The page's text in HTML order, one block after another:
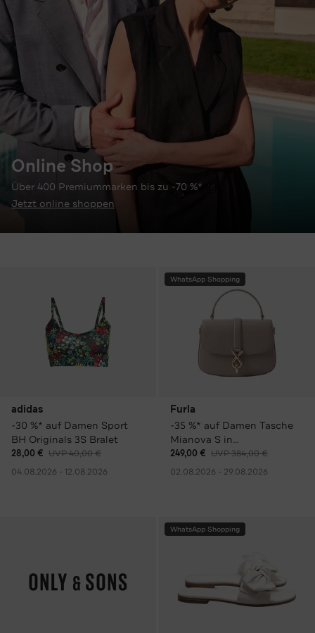
Online Shop
Über 400 Premiummarken bis zu -70 %*
Jetzt online shoppen
adidas
-30 %* auf Damen Sport
BH Originals 3S Bralet
28,00 € UVP 40,00 €
04.08.2026 - 12.08.2026
WhatsApp Shopping
Furla
-35 %* auf Damen Tasche
Mianova S in
verschiedenen Farben
249,00 € UVP 384,00 €
02.08.2026 - 29.08.2026
WhatsApp Shopping